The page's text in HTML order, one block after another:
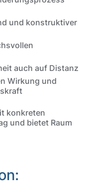
und konstruktiver
auch auf Distanz
Wirkung und
konkreten
und bietet Raum